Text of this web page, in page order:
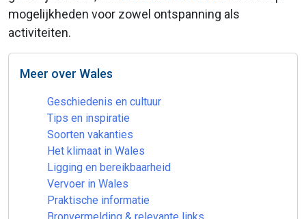
mogelijkheden voor zowel ontspanning als
activiteiten.
Meer over Wales
Geschiedenis en cultuur
Tips en inspiratie
Soorten vakanties
Het klimaat in Wales
Ligging en bereikbaarheid
Vervoer in Wales
Praktische informatie